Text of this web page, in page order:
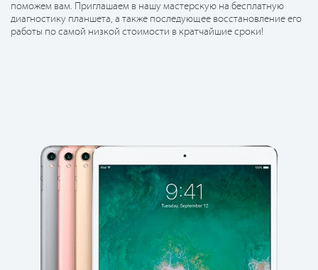
поможем вам. Приглашаем в нашу мастерскую на бесплатную
диагностику планшета, а также последующее восстановление его
работы по самой низкой стоимости в кратчайшие сроки!